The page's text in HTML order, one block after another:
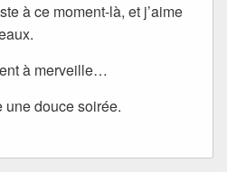
à ce moment-là, et j’aime
à merveille…
une douce soirée.